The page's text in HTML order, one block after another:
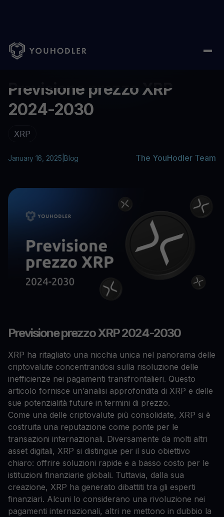
Home Aiuto /Previsione prezzo XRP 2024-2030
Previsione prezzo XRP
2024-2030
XRP
January 16, 2025 Blog The YouHodler Team
Previsione prezzo XRP 2024-2030
XRP ha ritagliato una nicchia unica nel panorama delle
criptovalute concentrandosi sulla risoluzione delle
inefficienze nei pagamenti transfrontalieri. Questo
articolo fornisce un’analisi approfondita di XRP e delle
sue potenzialità future in termini di prezzo.
Come una delle criptovalute più consolidate, XRP si è
costruita una reputazione come ponte per le
transazioni internazionali. Diversamente da molti altri
asset digitali, XRP si distingue per il suo obiettivo
chiaro: offrire soluzioni rapide e a basso costo per le
istituzioni finanziarie globali. Tuttavia, dalla sua
creazione, XRP ha generato dibattiti tra gli esperti
finanziari. Alcuni lo considerano una rivoluzione nei
pagamenti internazionali, altri ne mettono in dubbio la